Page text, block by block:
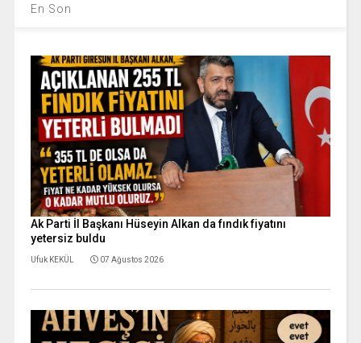
En Son
Ak Parti İl Başkanı Hüseyin Alkan da fındık fiyatını
yetersiz buldu
Ufuk KEKÜL 07 Ağustos 2026